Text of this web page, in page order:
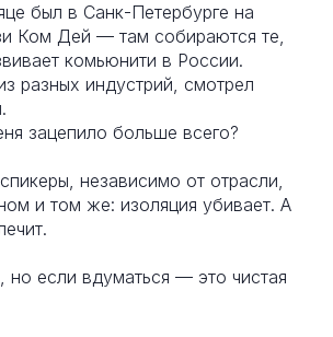
был в Санк-Петербурге на
Ком Дей — там собираются те,
комьюнити в России.
разных индустрий, смотрел
зацепило больше всего?
независимо от отрасли,
и том же: изоляция убивает. А
но если вдуматься — это чистая